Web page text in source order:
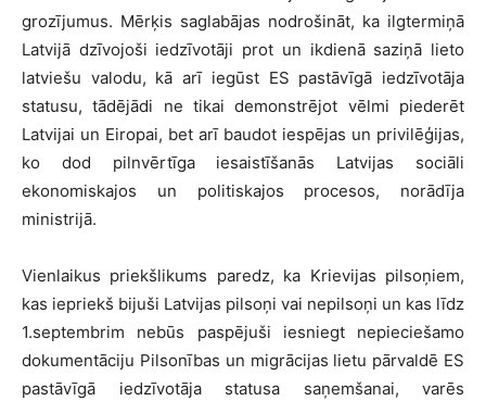
grozījumus. Mērķis saglabājas nodrošināt, ka ilgtermiņā
Latvijā dzīvojoši iedzīvotāji prot un ikdienā saziņā lieto
latviešu valodu, kā arī iegūst ES pastāvīgā iedzīvotāja
statusu, tādējādi ne tikai demonstrējot vēlmi piederēt
Latvijai un Eiropai, bet arī baudot iespējas un privilēģijas,
ko dod pilnvērtīga iesaistīšanās Latvijas sociāli
ekonomiskajos un politiskajos procesos, norādīja
ministrijā.
Vienlaikus priekšlikums paredz, ka Krievijas pilsoņiem,
kas iepriekš bijuši Latvijas pilsoņi vai nepilsoņi un kas līdz
1.septembrim nebūs paspējuši iesniegt nepieciešamo
dokumentāciju Pilsonības un migrācijas lietu pārvaldē ES
pastāvīgā iedzīvotāja statusa saņemšanai, varēs